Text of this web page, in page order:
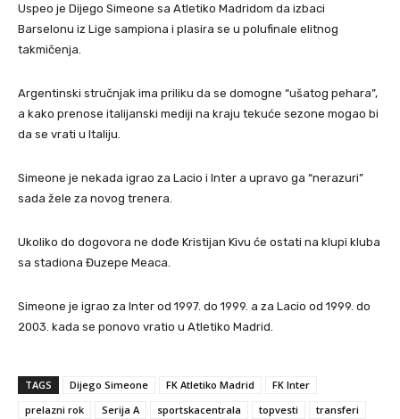
Uspeo je Dijego Simeone sa Atletiko Madridom da izbaci
Barselonu iz Lige sampiona i plasira se u polufinale elitnog
takmičenja.
Argentinski stručnjak ima priliku da se domogne “ušatog pehara”,
a kako prenose italijanski mediji na kraju tekuće sezone mogao bi
da se vrati u Italiju.
Simeone je nekada igrao za Lacio i Inter a upravo ga “nerazuri”
sada žele za novog trenera.
Ukoliko do dogovora ne dođe Kristijan Kivu će ostati na klupi kluba
sa stadiona Đuzepe Meaca.
Simeone je igrao za Inter od 1997. do 1999. a za Lacio od 1999. do
2003. kada se ponovo vratio u Atletiko Madrid.
TAGS Dijego Simeone FK Atletiko Madrid
FK Inter
prelazni rok
Serija A sportskacentrala topvesti transferi